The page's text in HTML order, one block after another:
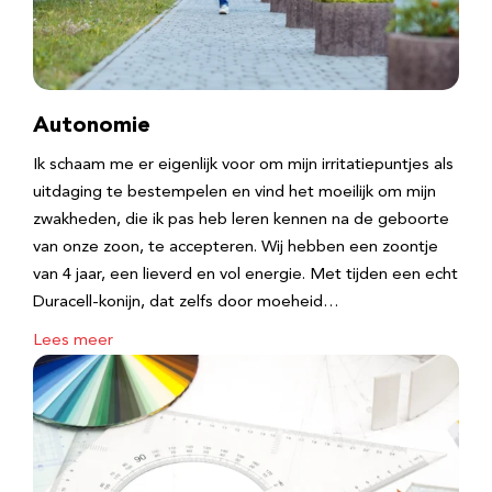
Autonomie
Ik schaam me er eigenlijk voor om mijn irritatiepuntjes als
uitdaging te bestempelen en vind het moeilijk om mijn
zwakheden, die ik pas heb leren kennen na de geboorte
van onze zoon, te accepteren. Wij hebben een zoontje
van 4 jaar, een lieverd en vol energie. Met tijden een echt
Duracell-konijn, dat zelfs door moeheid…
Lees meer